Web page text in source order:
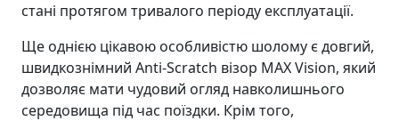
стані протягом тривалого періоду експлуатації.
Ще однією цікавою особливістю шолому є довгий,
швидкознімний Anti-Scratch візор MAX Vision, який
дозволяє мати чудовий огляд навколишнього
середовища під час поїздки. Крім того,